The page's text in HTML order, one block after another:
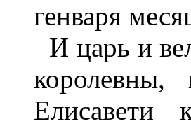
генваря
И царь и
Елисавети